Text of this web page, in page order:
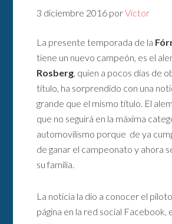
3 diciembre 2016 porVictor
La presente temporada de la
tiene un nuevo campeón, es el
Rosberg, quien a pocos días de
título, ha sorprendido con una
grande que el mismo título. El
que no seguirá en la máxima
automovilismo porque de ya
de ganar el campeonato y ahora
su familia.
La noticia la dio a conocer el
página en la red social Facebook,